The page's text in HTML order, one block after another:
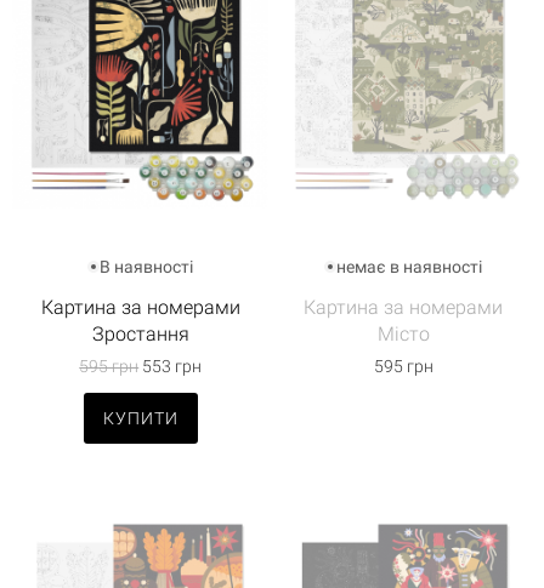
В наявності
Картина за номерами
Зростання
595 грн 553 грн
КУПИТИ
немає в наявності
Картина за номерами
Місто
595 грн